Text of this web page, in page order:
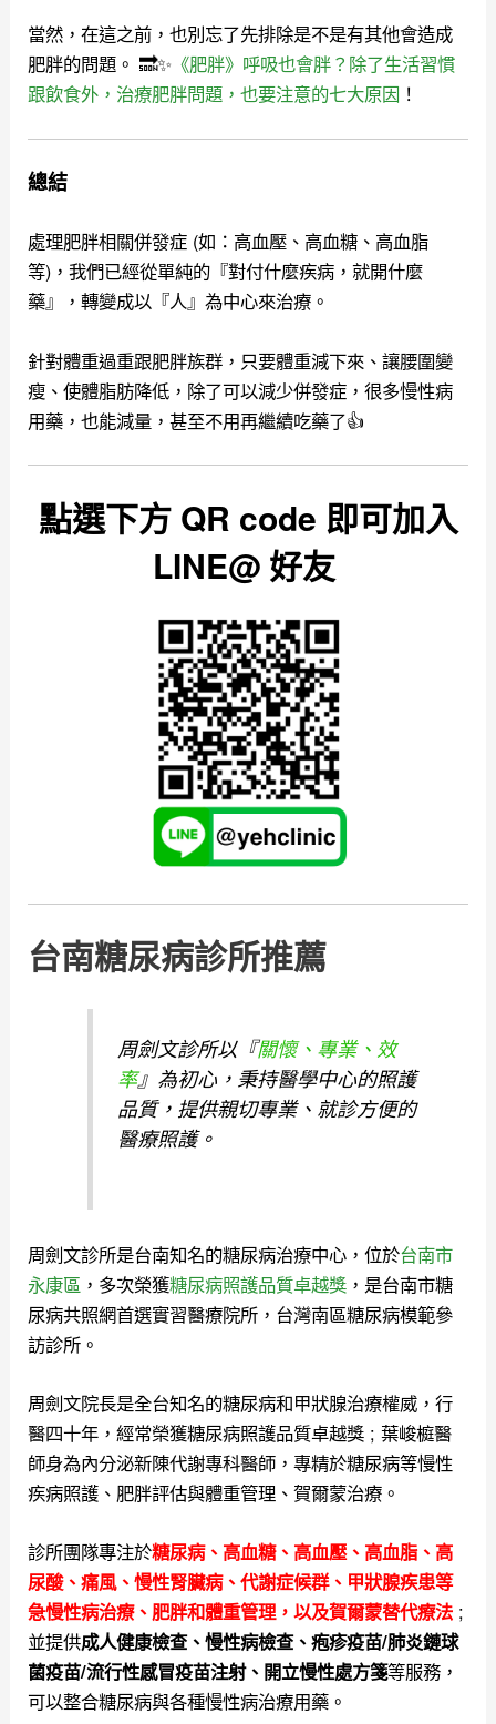
當然，在這之前，也別忘了先排除是不是有其他會造成
肥胖的問題。 🔜✨ 《肥胖》呼吸也會胖？除了生活習慣
跟飲食外，治療肥胖問題，也要注意的七大原因 ！
總結
處理肥胖相關併發症 (如：高血壓、高血糖、高血脂
等)，我們已經從單純的『對付什麼疾病，就開什麼
藥』，轉變成以『人』為中心來治療。
針對體重過重跟肥胖族群， 只要體重減下來、讓腰圍變
瘦、使體脂肪降低，除了可以減少併發症，很多慢性病
用藥，也能減量，甚至不用再繼續吃藥了👍
點選下方 QR code 即可加入
LINE@ 好友
台南糖尿病診所推薦
周劍文診所以『關懷、專業、效
率』為初心，秉持醫學中心的照護
品質，提供親切專業、就診方便的
醫療照護。
周劍文診所是台南知名的糖尿病治療中心，位於台南市
永康區 ，多次榮獲糖尿病照護品質卓越獎 ，是台南市糖
尿病共照網首選實習醫療院所，台灣南區糖尿病模範參
訪診所。
周劍文院長是全台知名的糖尿病和甲狀腺治療權威，行
醫四十年，經常榮獲糖尿病照護品質卓越獎 ; 葉峻榳醫
師身為內分泌新陳代謝專科醫師，專精於糖尿病等慢性
疾病照護、肥胖評估與體重管理、賀爾蒙治療。
診所團隊專注於糖尿病、高血糖、高血壓、高血脂、高
尿酸、痛風、慢性腎臟病、代謝症候群、甲狀腺疾患等
急慢性病治療、肥胖和體重管理，以及賀爾蒙替代療法 ;
並提供成人健康檢查、慢性病檢查、疱疹疫苗/肺炎鏈球
菌疫苗/流行性感冒疫苗注射、開立慢性處方箋等服務，
可以整合糖尿病與各種慢性病治療用藥。